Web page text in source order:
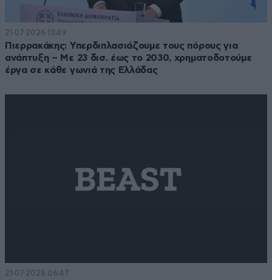
21·07·2026 13:49
Πιερρακάκης: Υπερδιπλασιάζουμε τους πόρους για
ανάπτυξη – Με 23 δισ. έως το 2030, χρηματοδοτούμε
έργα σε κάθε γωνιά της Ελλάδας
21·07·2026 06:47